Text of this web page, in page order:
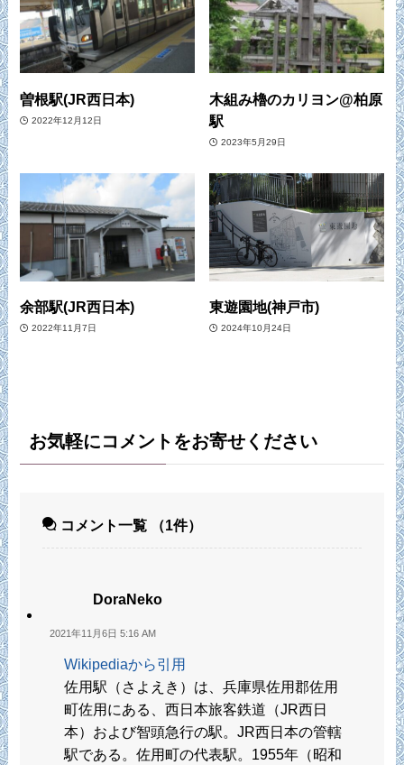
曽根駅(JR西日本)
2022年12月12日
木組み櫓のカリヨン@柏原
駅
2023年5月29日
余部駅(JR西日本)
2022年11月7日
東遊園地(神戸市)
2024年10月24日
お気軽にコメントをお寄せください
コメント一覧 （1件）
DoraNeko
2021年11月6日 5:16 AM
Wikipediaから引用
佐用駅（さよえき）は、兵庫県佐用郡佐用
町佐用にある、西日本旅客鉄道（JR西日
本）および智頭急行の駅。JR西日本の管轄
駅である。佐用町の代表駅。1955年（昭和